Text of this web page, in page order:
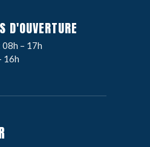
D'OUVERTURE
08h – 17h
16h